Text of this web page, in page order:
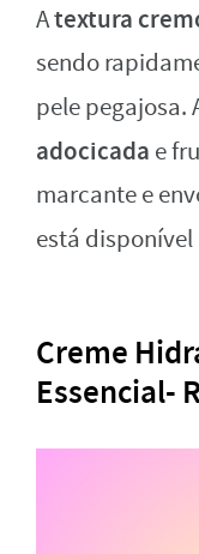
Atextura
sendo
pele pegajosa.
adocicada e
marcante e
está disponível
Creme
Essencial-